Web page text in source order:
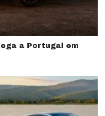
a Portugal em